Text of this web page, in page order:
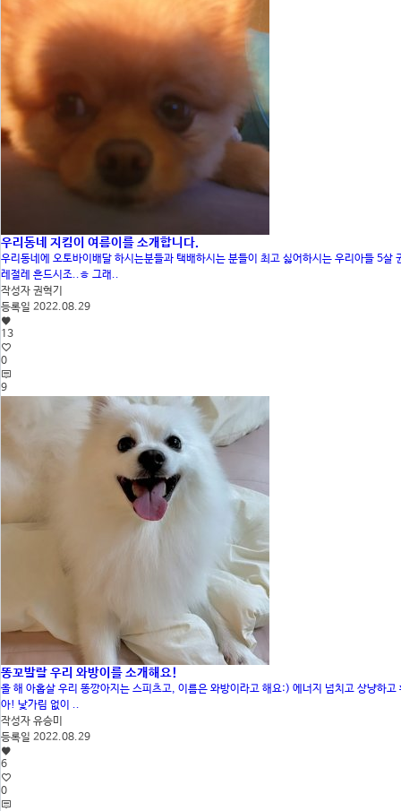
우리동네 지킴이 여름이를 소개합니다.
우리동네에 오토바이배달 하시는분들과 택배하시는 분들이 최고 싫어하시는 우리아들 5
레절레 흔드시조..ㅎ 그래..
작성자 권혁기
등록일 2022.08.29
13
0
9
똥꼬발랄 우리 와방이를 소개해요!
올 해 아홉살 우리 똥깡아지는 스피츠고, 이름은 와방이라고 해요:) 에너지 넘치고 상냥하
아! 낯가림 없이 ..
작성자 유승미
등록일 2022.08.29
6
0